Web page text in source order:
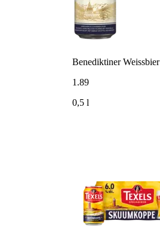
Benediktiner Weissbier
1 .89
0,5 l